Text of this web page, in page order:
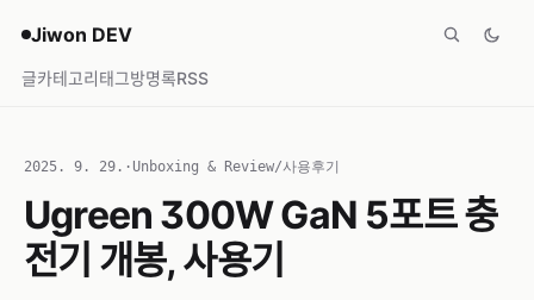
Jiwon DEV
글카테고리태그방명록RSS
2025. 9. 29. · Unboxing & Review/사용후기
Ugreen 300W GaN 5포트 충
전기 개봉, 사용기